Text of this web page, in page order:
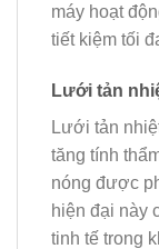
máy hoạt
tiết kiệm tối
Lưới tản
Lưới tản
tăng tính
nóng được
hiện đại này
tinh tế trong